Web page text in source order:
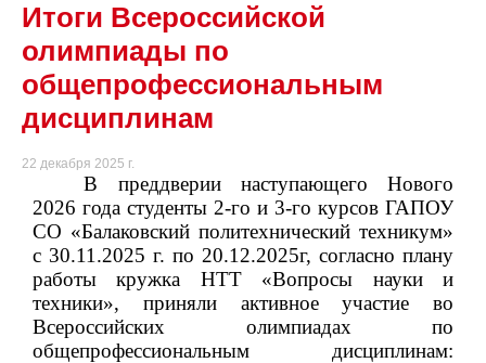
Итоги Всероссийской
олимпиады по
общепрофессиональным
дисциплинам
22 декабря 2025 г.
В преддверии наступающего Нового
2026 года студенты 2-го и 3-го курсов ГАПОУ
СО «Балаковский политехнический техникум»
с 30.11.2025 г. по 20.12.2025г, согласно плану
работы кружка НТТ «Вопросы науки и
техники», приняли активное участие во
Всероссийских олимпиадах по
общепрофессиональным дисциплинам: